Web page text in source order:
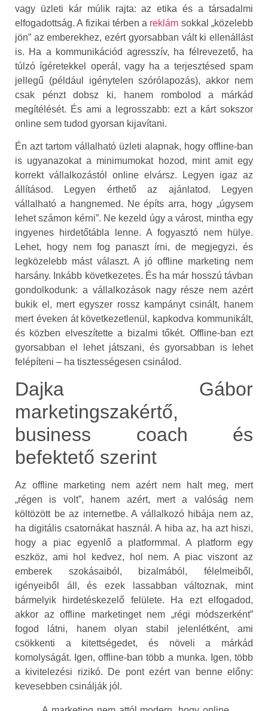
vagy üzleti kár múlik rajta: az etika és a társadalmi
elfogadottság. A fizikai térben a reklám sokkal „közelebb
jön” az emberekhez, ezért gyorsabban vált ki ellenállást
is. Ha a kommunikációd agresszív, ha félrevezető, ha
túlzó ígéretekkel operál, vagy ha a terjesztésed spam
jellegű (például igénytelen szórólapozás), akkor nem
csak pénzt dobsz ki, hanem rombolod a márkád
megítélését. És ami a legrosszabb: ezt a kárt sokszor
online sem tudod gyorsan kijavítani.
Én azt tartom vállalható üzleti alapnak, hogy offline-ban
is ugyanazokat a minimumokat hozod, mint amit egy
korrekt vállalkozástól online elvársz. Legyen igaz az
állításod. Legyen érthető az ajánlatod. Legyen
vállalható a hangnemed. Ne építs arra, hogy „úgysem
lehet számon kérni”. Ne kezeld úgy a várost, mintha egy
ingyenes hirdetőtábla lenne. A fogyasztó nem hülye.
Lehet, hogy nem fog panaszt írni, de megjegyzi, és
legközelebb mást választ. A jó offline marketing nem
harsány. Inkább következetes. És ha már hosszú távban
gondolkodunk: a vállalkozások nagy része nem azért
bukik el, mert egyszer rossz kampányt csinált, hanem
mert éveken át következetlenül, kapkodva kommunikált,
és közben elveszítette a bizalmi tőkét. Offline-ban ezt
gyorsabban el lehet játszani, és gyorsabban is lehet
felépíteni – ha tisztességesen csinálod.
Dajka Gábor
marketingszakértő,
business coach és
befektető szerint
Az offline marketing nem azért nem halt meg, mert
„régen is volt”, hanem azért, mert a valóság nem
költözött be az internetbe. A vállalkozó hibája nem az,
ha digitális csatornákat használ. A hiba az, ha azt hiszi,
hogy a piac egyenlő a platformmal. A platform egy
eszköz, ami hol kedvez, hol nem. A piac viszont az
emberek szokásaiból, bizalmából, félelmeiből,
igényeiből áll, és ezek lassabban változnak, mint
bármelyik hirdetéskezelő felülete. Ha ezt elfogadod,
akkor az offline marketinget nem „régi módszerként”
fogod látni, hanem olyan stabil jelenlétként, ami
csökkenti a kitettségedet, és növeli a márkád
komolyságát. Igen, offline-ban több a munka. Igen, több
a kivitelezési rizikó. De pont ezért van benne előny:
kevesebben csinálják jól.